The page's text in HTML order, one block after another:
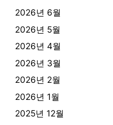
2026년 6월
2026년 5월
2026년 4월
2026년 3월
2026년 2월
2026년 1월
2025년 12월